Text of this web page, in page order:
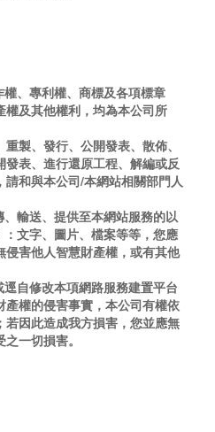
、專利權、商標及各項標章
及其他權利，均為本公司所
製、發行、公開發表、散佈、
表、進行還原工程、解編或反
和與本公司/本網站相關部門人
輸送、提供至本網站服務的以
文字、圖片、檔案等等，您應
侵害他人智慧財產權，或有其他
自修改本項網路服務建置平台
權的侵害事實，本公司有權依
因此造成我方損害，您並應無
一切損害。